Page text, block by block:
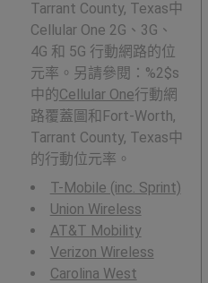
Tarrant County, Texas中
Cellular One 2G、3G、
4G 和 5G 行動網路的位
元率。另請參閱：%2$s
中的Cellular One行動網
路覆蓋圖和Fort-Worth,
Tarrant County, Texas中
的行動位元率。
T-Mobile (inc. Sprint)
Union Wireless
AT&T Mobility
Verizon Wireless
Carolina West